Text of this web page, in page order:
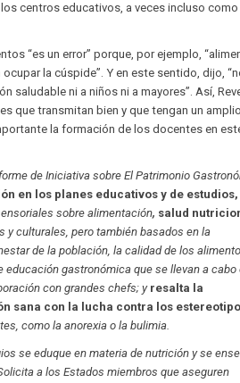
centros educativos, a veces incluso como
“es un error” porque, por ejemplo,
la cúspide”. Y en este sentido, dijo,
saludable ni a niños ni a mayores”. Así,
que transmitan bien y que tengan un amplio
la formación de los docentes en
de Iniciativa sobre El Patrimonio
en los planes educativos y de estudios,
sobre alimentación, salud
culturales, pero también basados en la
de la población, la calidad de los
gastronómica que se llevan a cabo
con grandes chefs; y resalta la
sana con la lucha contra los
como la anorexia o la bulimia.
se eduque en materia de nutrición y se
a los Estados miembros que aseguren